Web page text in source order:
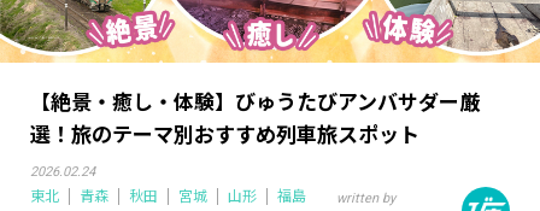
【絶景・癒し・体験】びゅうたびアンバサダー厳
選！旅のテーマ別おすすめ列車旅スポット
2026.02.24
東北 青森 秋田 宮城 山形
福島
written by